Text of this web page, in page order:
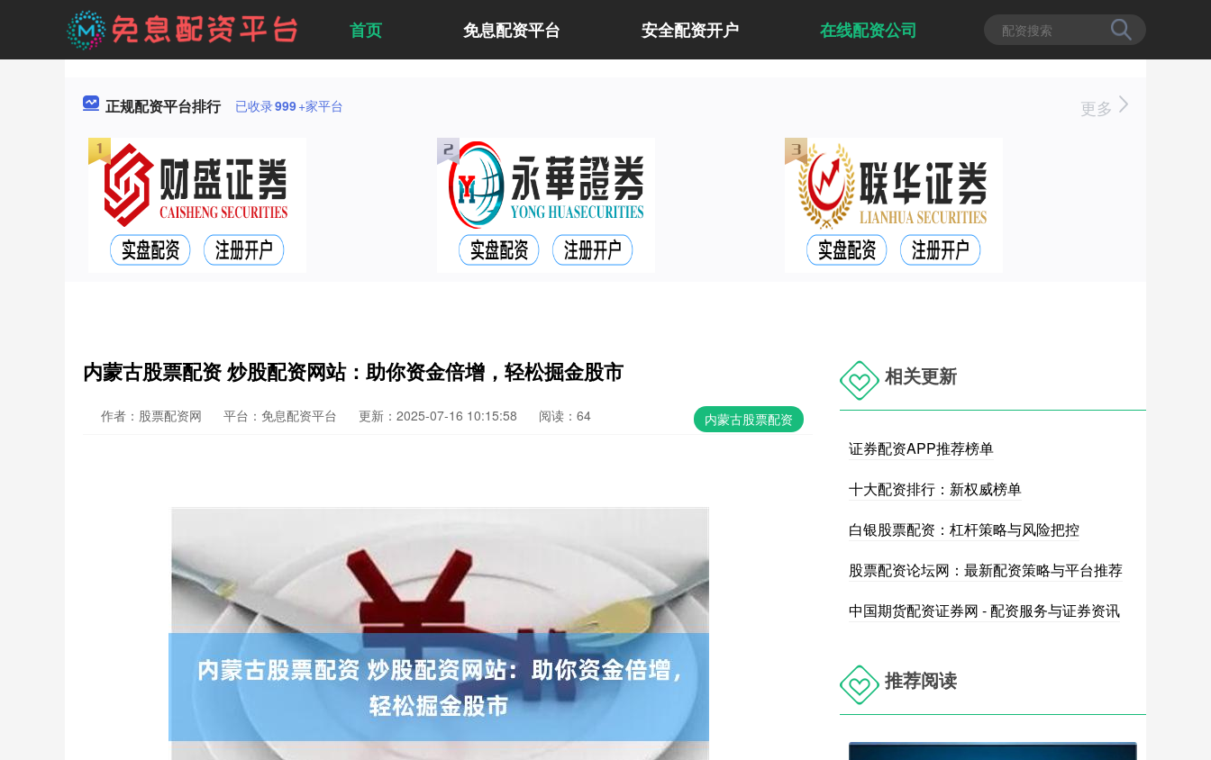
首页 免息配资平台 安全配资开户 在线配资公司
正规配资平台排行 已收录999+家平台 更多
内蒙古股票配资 炒股配资网站：助你资金倍增，轻松掘金股市
内蒙古股票配资
作者：股票配资网 平台：免息配资平台 更新：2025-07-16 10:15:58 阅读：64
相关更新
证券配资APP推荐榜单
十大配资排行：新权威榜单
白银股票配资：杠杆策略与风险把控
股票配资论坛网：最新配资策略与平台推荐
中国期货配资证券网 - 配资服务与证券资讯
推荐阅读